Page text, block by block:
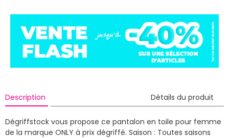
Description Détails du produit
Dégriffstock vous propose ce pantalon en toile pour femme
de la marque ONLY à prix dégriffé. Saison : Toutes saisons